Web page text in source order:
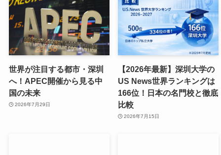
世界が注目する都市・深圳
へ！APEC開催から見る中
国の未来
2026年7月29日
【2026年最新】深圳大学の
US News世界ランキングは
166位！日本の名門校と徹底
比較
2026年7月15日